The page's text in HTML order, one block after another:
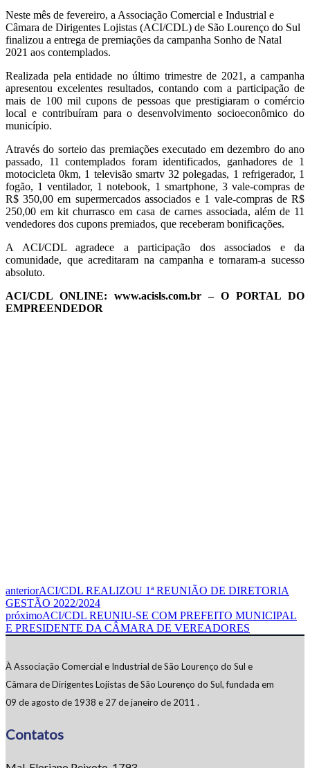
Neste mês de fevereiro, a Associação Comercial e Industrial e
Câmara de Dirigentes Lojistas (ACI/CDL) de São Lourenço do Sul
finalizou a entrega de premiações da campanha Sonho de Natal
2021 aos contemplados.
Realizada pela entidade no último trimestre de 2021, a campanha
apresentou excelentes resultados, contando com a participação de
mais de 100 mil cupons de pessoas que prestigiaram o comércio
local e contribuíram para o desenvolvimento socioeconômico do
município.
Através do sorteio das premiações executado em dezembro do ano
passado, 11 contemplados foram identificados, ganhadores de 1
motocicleta 0km, 1 televisão smartv 32 polegadas, 1 refrigerador, 1
fogão, 1 ventilador, 1 notebook, 1 smartphone, 3 vale-compras de
R$ 350,00 em supermercados associados e 1 vale-compras de R$
250,00 em kit churrasco em casa de carnes associada, além de 11
vendedores dos cupons premiados, que receberam bonificações.
A ACI/CDL agradece a participação dos associados e da
comunidade, que acreditaram na campanha e tornaram-a sucesso
absoluto.
ACI/CDL ONLINE: www.acisls.com.br – O PORTAL DO
EMPREENDEDOR
anteriorACI/CDL REALIZOU 1ª REUNIÃO DE DIRETORIA
GESTÃO 2022/2024
próximoACI/CDL REUNIU-SE COM PREFEITO MUNICIPAL
E PRESIDENTE DA CÂMARA DE VEREADORES
À Associação Comercial e Industrial de São Lourenço do Sul e
Câmara de Dirigentes Lojistas de São Lourenço do Sul, fundada em
09 de agosto de 1938 e 27 de janeiro de 2011 .
Contatos